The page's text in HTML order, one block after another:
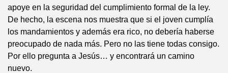
apoye en la seguridad del cumplimiento formal de la ley.
De hecho, la escena nos muestra que si el joven cumplía
los mandamientos y además era rico, no debería haberse
preocupado de nada más. Pero no las tiene todas consigo.
Por ello pregunta a Jesús… y encontrará un camino
nuevo.